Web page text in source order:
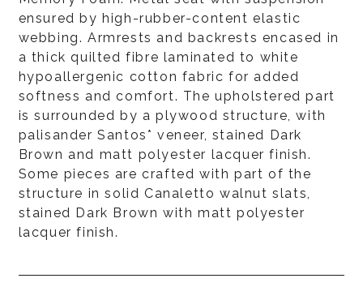
ensured by high-rubber-content elastic
webbing. Armrests and backrests encased in
a thick quilted fibre laminated to white
hypoallergenic cotton fabric for added
softness and comfort. The upholstered part
is surrounded by a plywood structure, with
palisander Santos* veneer, stained Dark
Brown and matt polyester lacquer finish.
Some pieces are crafted with part of the
structure in solid Canaletto walnut slats,
stained Dark Brown with matt polyester
lacquer finish.